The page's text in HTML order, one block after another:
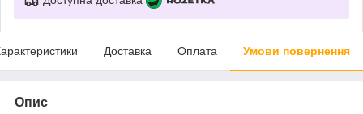
Доставка Оплата Умови повернення
Опис